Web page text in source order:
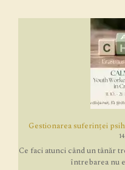
Gestionarea suferinței
Ce faci atunci când un tânăr
întrebarea nu